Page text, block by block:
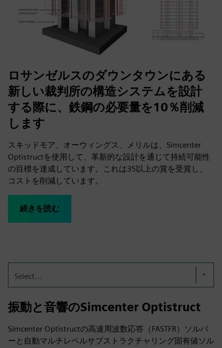
ロサンゼルスのダウンタウンにある
新しい裁判所の構造システムを設計
する際に、鉄鋼の必要量を10％削減
します
スキッドモア、オーウィングス、メリルは、Simcenter
Optistructを使用して、革新的な設計を通じて持続可能性
の目標を達成しています。これは35以上の賞を受賞し、
コストを削減しています。
続きを読む
Select...
振動と音響のSimcenter Optistruct
Simcenter Optistructの高速周波数応答（FASTFR）ソルバ
ーと自動マルチレベルサブストラクチャリング固有値ソル